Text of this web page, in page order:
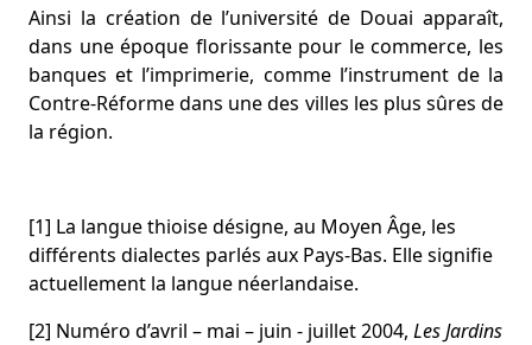
Ainsi la création de l’université de Douai apparaît,
dans une époque florissante pour le commerce, les
banques et l’imprimerie, comme l’instrument de la
Contre-Réforme dans une des villes les plus sûres de
la région.
[1] La langue thioise désigne, au Moyen Âge, les
différents dialectes parlés aux Pays-Bas. Elle signifie
actuellement la langue néerlandaise.
[2] Numéro d’avril – mai – juin - juillet 2004, Les Jardins